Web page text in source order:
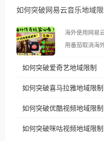
示语。 海外用户如香港、澳门、台湾、美国、加拿
像其他音乐平
仅能在中国大陆地区播放。
使用番茄回国
台湾、美国、
权限制所困扰。
如何突破网易云音乐地域限
海外使用网易
用番茄取消海外地区限制。
播放”的提示语。 海外用户如香港、澳门、台湾
国、加拿大、
制问题，且仅能在
户收听网易云
如何突破爱奇艺地域限制
如何突破喜马拉雅地域限制
如何突破优酷视频地域限制
如何突破咪咕视频地域限制